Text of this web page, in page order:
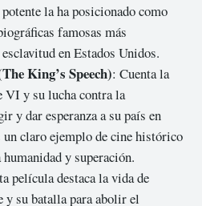
la ha posicionado como
famosas más
en Estados Unidos.
King’s Speech): Cuenta la
VI y su lucha contra la
y dar esperanza a su país en
claro ejemplo de cine histórico
y superación.
película destaca la vida de
su batalla para abolir el